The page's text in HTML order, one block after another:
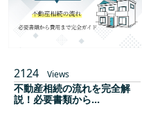
2124 Views
不動産相続の流れを完全解
説！必要書類から...